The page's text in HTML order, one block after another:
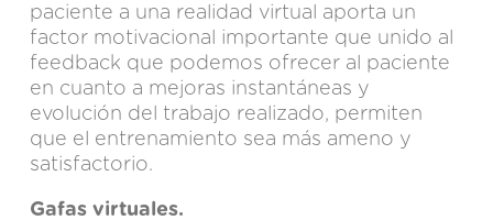
paciente a una realidad virtual aporta un
factor motivacional importante que unido al
feedback que podemos ofrecer al paciente
en cuanto a mejoras instantáneas y
evolución del trabajo realizado, permiten
que el entrenamiento sea más ameno y
satisfactorio.
Gafas virtuales.